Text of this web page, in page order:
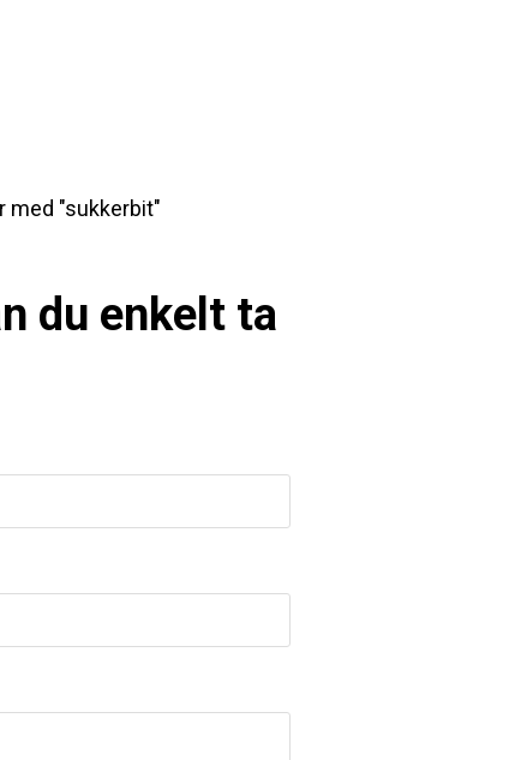
med "sukkerbit"
du enkelt ta